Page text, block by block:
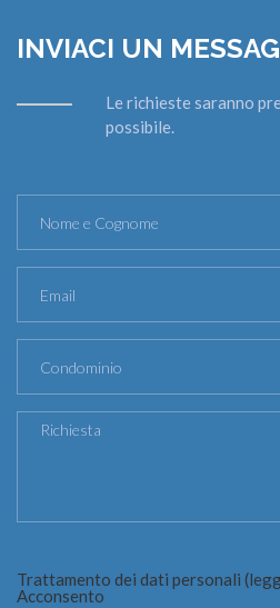
INVIACI UN
Le richieste saranno
possibile.
Trattamento dei dati personali (
Acconsento